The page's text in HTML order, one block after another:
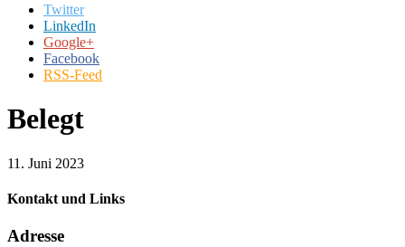
Twitter
LinkedIn
Google+
Facebook
RSS-Feed
Belegt
11. Juni 2023
Kontakt und Links
Adresse